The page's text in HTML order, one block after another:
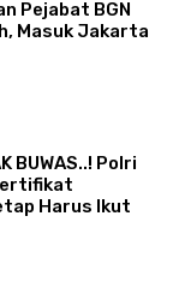
Pejabat BGN
Masuk Jakarta
BUWAS..! Polri
Harus Ikut